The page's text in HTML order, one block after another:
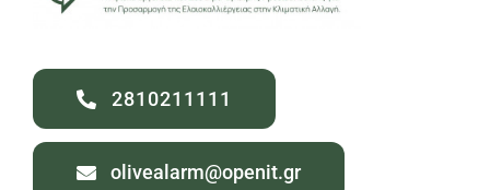
2810211111
olivealarm@openit.gr